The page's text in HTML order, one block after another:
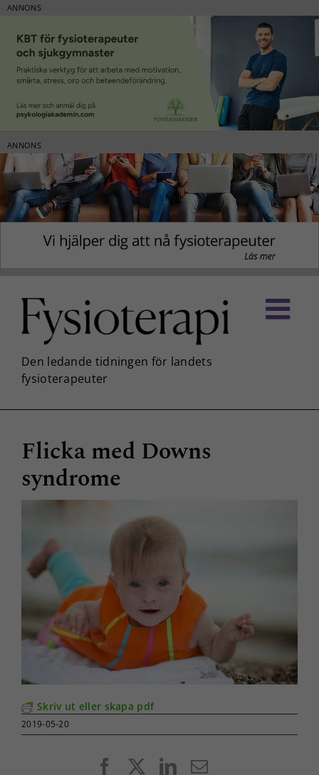
ANNONS
ANNONS
innehållet
Flicka med Downs
syndrome
Skriv ut eller skapa pdf
2019-05-20
FacebookLinkedIn
E-